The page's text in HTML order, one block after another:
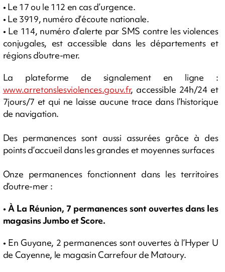
• Le 17 ou le 112 en cas d’urgence.
• Le 3919, numéro d’écoute nationale.
• Le 114, numéro d’alerte par SMS contre les violences
conjugales, est accessible dans les départements et
régions d’outre-mer.
La plateforme de signalement en ligne :
www.arretonslesviolences.gouv.fr, accessible 24h/24 et
7jours/7 et qui ne laisse aucune trace dans l’historique
de navigation.
Des permanences sont aussi assurées grâce à des
points d’accueil dans les grandes et moyennes surfaces
Onze permanences fonctionnent dans les territoires
d’outre-mer :
• À La Réunion, 7 permanences sont ouvertes dans les
magasins Jumbo et Score.
• En Guyane, 2 permanences sont ouvertes à l’Hyper U
de Cayenne, le magasin Carrefour de Matoury.